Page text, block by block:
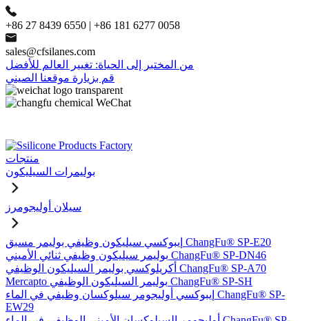
+86 27 8439 6550 | +86 181 6277 0058
sales@cfsilanes.com
من المختبر إلى الحياة: تغيير العالم للأفضل
قم بزيارة موقعنا الصيني
منتجات
بوليمرات السيليكون
سيلان أوليجومرز
إيبوكسي سيليكون وظيفي بوليمر مسبق ChangFu® SP-E20
بوليمر سيليكون وظيفي ثنائي الأميني ChangFu® SP-DN46
أكريلوكسي بوليمر السيليكون الوظيفي ChangFu® SP-A70
Mercapto بوليمر السيليكون الوظيفي ChangFu® SP-SH
إيبوكسي أوليجومر سيلوكسان وظيفي في الماء ChangFu® SP-
EW29